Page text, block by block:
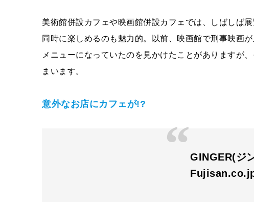
美術館併設カフェや映画館併設カフェでは、しばしば
同時に楽しめるのも魅力的。以前、映画館で刑事映画
メニューになっていたのを見かけたことがありますが
まいます。
意外なお店にカフェが!?
GINGER(ジ